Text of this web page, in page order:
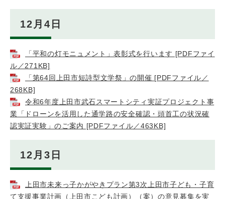
12月4日
「平和の灯モニュメント」表彰式を行います [PDFファイ
ル／271KB]
「第64回上田市短詩型文学祭」の開催 [PDFファイル／
268KB]
令和6年度上田市武石スマートシティ実証プロジェクト事
業「ドローンを活用した通学路の安全確認・頭首工の状況確
認実証実験」のご案内 [PDFファイル／463KB]
12月3日
上田市未来っ子かがやきプラン第3次上田市子ども・子育
て支援事業計画（上田市こども計画）（案）の意見募集を実